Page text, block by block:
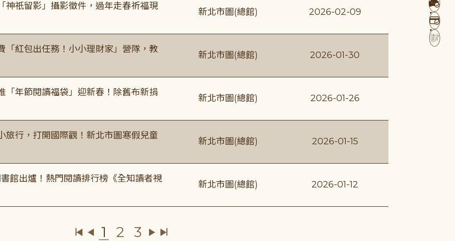
神祇留影」攝影徵件，過年走春祈福現
新北市圖(總館) 2026-02-09
「紅包出任務！小小理財家」營隊，教
新北市圖(總館) 2026-01-30
「年節閱讀福袋」迎新春！除舊布新捐
新北市圖(總館) 2026-01-26
旅行，打開國際觀！新北市圖寒假兒童
新北市圖(總館) 2026-01-15
館出爐！熱門閱讀排行榜《全知讀者視
新北市圖(總館) 2026-01-12
1 2 3